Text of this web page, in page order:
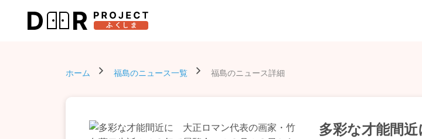
ホーム 福島のニュース一覧 福島のニュース詳細
多彩な才能間